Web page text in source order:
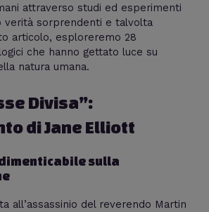
attraverso studi ed esperimenti
verità sorprendenti e talvolta
articolo, esploreremo 28
che hanno gettato luce su
natura umana.
Divisa”:
di Jane Elliott
sulla
all’assassinio del reverendo Martin